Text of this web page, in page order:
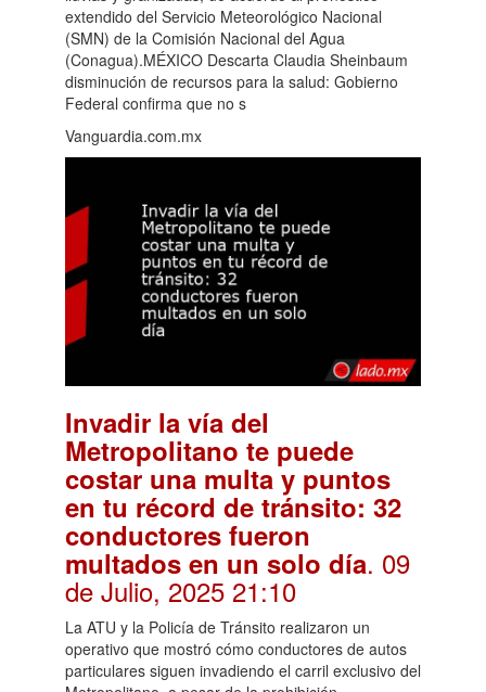
extendido del Servicio Meteorológico Nacional
(SMN) de la Comisión Nacional del Agua
(Conagua).MÉXICO Descarta Claudia Sheinbaum
disminución de recursos para la salud: Gobierno
Federal confirma que no s
Vanguardia.com.mx
Invadir la vía del
Metropolitano te puede
costar una multa y puntos
en tu récord de tránsito: 32
conductores fueron
multados en un solo día. 09
de Julio, 2025 21:10
La ATU y la Policía de Tránsito realizaron un
operativo que mostró cómo conductores de autos
particulares siguen invadiendo el carril exclusivo del